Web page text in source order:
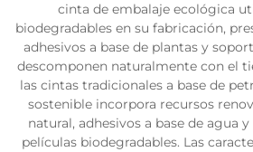
cinta de embalaje ecológica
biodegradables en su fabricación,
adhesivos a base de plantas y
descomponen naturalmente con el
las cintas tradicionales a base de
sostenible incorpora recursos
natural, adhesivos a base de agua
películas biodegradables. Las